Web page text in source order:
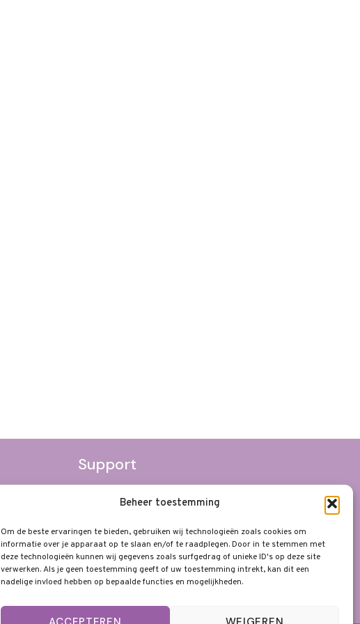
Beheer toestemming
Om de beste ervaringen te bieden, gebruiken wij technologieën zoals cookies om
informatie over je apparaat op te slaan en/of te raadplegen. Door in te stemmen met
deze technologieën kunnen wij gegevens zoals surfgedrag of unieke ID's op deze site
verwerken. Als je geen toestemming geeft of uw toestemming intrekt, kan dit een
nadelige invloed hebben op bepaalde functies en mogelijkheden.
Support
Disclaimer